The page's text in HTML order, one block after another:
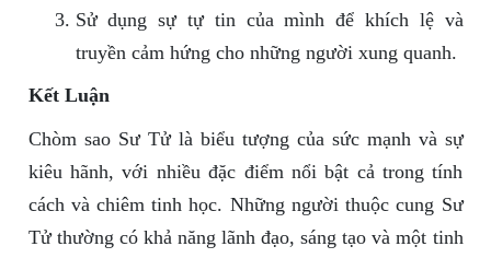
Sử dụng sự tự tin của mình để khích lệ và
truyền cảm hứng cho những người xung quanh.
Kết Luận
Chòm sao Sư Tử là biểu tượng của sức mạnh và sự
kiêu hãnh, với nhiều đặc điểm nổi bật cả trong tính
cách và chiêm tinh học. Những người thuộc cung Sư
Tử thường có khả năng lãnh đạo, sáng tạo và một tinh